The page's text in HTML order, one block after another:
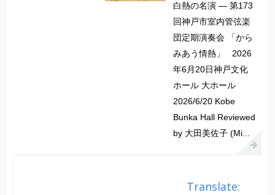
白熱の名演 ― 第173
回神戸市室内管弦楽
団定期演奏会 「から
みあう情熱」 2026
年6月20日神戸文化
ホール 大ホール
2026/6/20 Kobe
Bunka Hall Reviewed
by 大田美佐子 (Mi...
Translate: